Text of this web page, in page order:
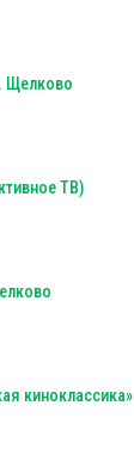
Щелково
ТВ)
киноклассика»